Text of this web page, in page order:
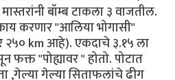
बॉम्ब टाकला ३ वाजतील.
करणार "आलिया भोगासी"
२५० km आहे). एकदाचे ३.१५ ला
"पोह्यावर " होतो. पोटात
गेल्या सिताफलांचे ढीग